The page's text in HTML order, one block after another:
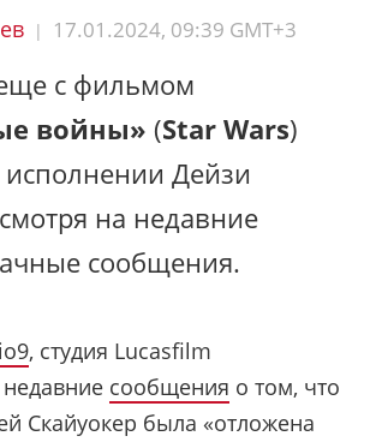
| 17.01.2024, 09:39 GMT+3
с фильмом
войны» (Star Wars)
Дейзи
на недавние
сообщения.
io9, студия Lucasfilm
сообщения о том, что
Скайуокер была «отложена